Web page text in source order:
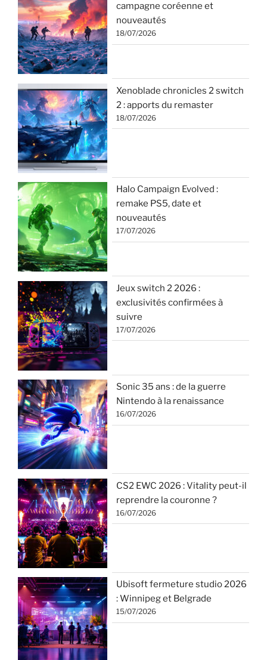
campagne coréenne et
nouveautés
18/07/2026
Xenoblade chronicles 2 switch
2 : apports du remaster
18/07/2026
Halo Campaign Evolved :
remake PS5, date et
nouveautés
17/07/2026
Jeux switch 2 2026 :
exclusivités confirmées à
suivre
17/07/2026
Sonic 35 ans : de la guerre
Nintendo à la renaissance
16/07/2026
CS2 EWC 2026 : Vitality peut-il
reprendre la couronne ?
16/07/2026
Ubisoft fermeture studio 2026
: Winnipeg et Belgrade
15/07/2026